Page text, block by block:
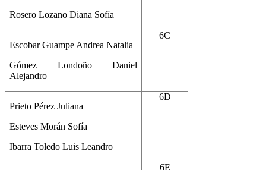
Rosero Lozano Diana Sofía
Escobar Guampe Andrea Natalia
Gómez Londoño Daniel
Alejandro
6C
Prieto Pérez Juliana
Esteves Morán Sofía
Ibarra Toledo Luis Leandro
6D
6E